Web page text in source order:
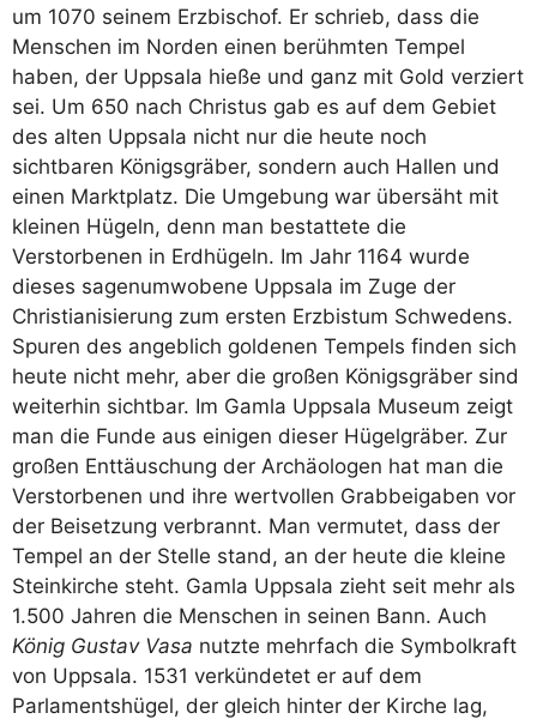
um 1070 seinem Erzbischof. Er schrieb, dass die
Menschen im Norden einen berühmten Tempel
haben, der Uppsala hieße und ganz mit Gold verziert
sei. Um 650 nach Christus gab es auf dem Gebiet
des alten Uppsala nicht nur die heute noch
sichtbaren Königsgräber, sondern auch Hallen und
einen Marktplatz. Die Umgebung war übersäht mit
kleinen Hügeln, denn man bestattete die
Verstorbenen in Erdhügeln. Im Jahr 1164 wurde
dieses sagenumwobene Uppsala im Zuge der
Christianisierung zum ersten Erzbistum Schwedens.
Spuren des angeblich goldenen Tempels finden sich
heute nicht mehr, aber die großen Königsgräber sind
weiterhin sichtbar. Im Gamla Uppsala Museum zeigt
man die Funde aus einigen dieser Hügelgräber. Zur
großen Enttäuschung der Archäologen hat man die
Verstorbenen und ihre wertvollen Grabbeigaben vor
der Beisetzung verbrannt. Man vermutet, dass der
Tempel an der Stelle stand, an der heute die kleine
Steinkirche steht. Gamla Uppsala zieht seit mehr als
1.500 Jahren die Menschen in seinen Bann. Auch
König Gustav Vasa nutzte mehrfach die Symbolkraft
von Uppsala. 1531 verkündetet er auf dem
Parlamentshügel, der gleich hinter der Kirche lag,